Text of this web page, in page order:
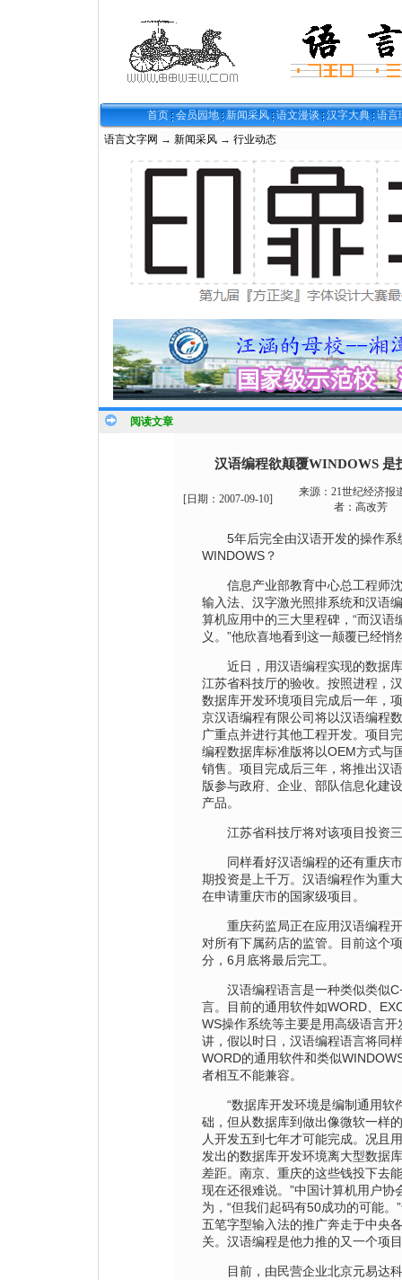
首页 会员园地 新闻采风 语文漫谈 汉字大典 语言
语言文字网 → 新闻采风 → 行业动态
阅读文章
汉语编程欲颠覆WINDOWS 是
[日期： 2007-09-10]
来源： 21世纪经济报
者： 高改芳
5年后完全由汉语开发的操作系
WINDOWS？
信息产业部教育中心总工程师沈
输入法、汉字激光照排系统和汉语
算机应用中的三大里程碑，“而汉语
义。”他欣喜地看到这一颠覆已经悄
近日，用汉语编程实现的数据库
江苏省科技厅的验收。按照进程，
数据库开发环境项目完成后一年
京汉语编程有限公司将以汉语编程
广重点并进行其他工程开发。项目
编程数据库标准版将以OEM方式与
销售。项目完成后三年，将推出汉
版参与政府、企业、部队信息化建
产品。
江苏省科技厅将对该项目投资
同样看好汉语编程的还有重庆市
期投资是上千万。汉语编程作为重
在申请重庆市的国家级项目。
重庆药监局正在应用汉语编程开
对所有下属药店的监管。目前这个
分，6月底将最后完工。
汉语编程语言是一种类似类似
言。目前的通用软件如WORD、
WS操作系统等主要是用高级语言
讲，假以时日，汉语编程语言将同
WORD的通用软件和类似
者相互不能兼容。
“数据库开发环境是编制通用软
础，但从数据库到做出像微软一样
人开发五到七年才可能完成。况且
发出的数据库开发环境离大型数据
差距。南京、重庆的这些钱投下去
现在还很难说。”中国计算机用户协
为，“但我们起码有50成功的可能。
五笔字型输入法的推广奔走于中央
关。汉语编程是他力推的又一个项
目前，由民营企业北京元易达科